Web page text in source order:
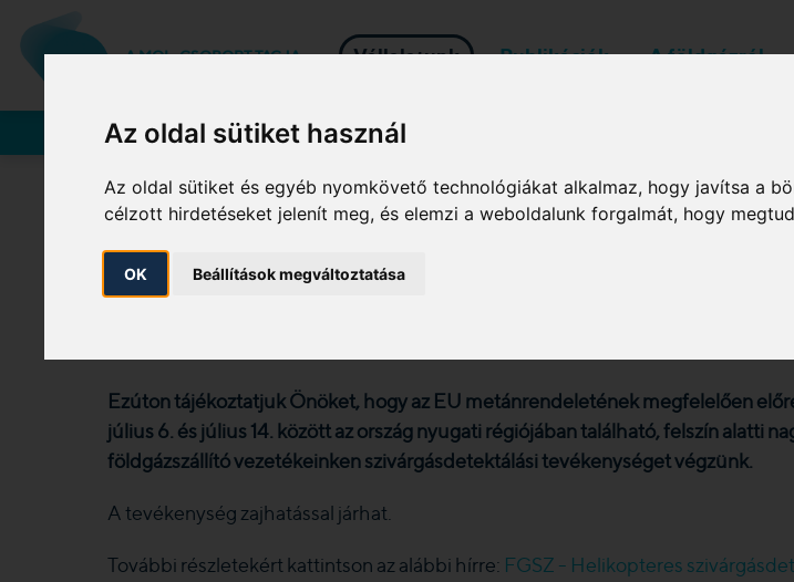
Az oldal sütiket használ
Az oldal sütiket és egyéb nyomkövető technológiákat alkalmaz, hogy javítsa a
célzott hirdetéseket jelenít meg, és elemzi a weboldalunk forgalmát, hogy
OK Beállítások megváltoztatása
A MOL-CSOPORT TAGJA Vállalatunk Publikációk A földgázról
Rendszerhasználók
Helikopteres
tevékenység 2026. július 6-14.
Ezúton tájékoztatjuk Önöket, hogy az EU metánrendeletének megfelelően
július 6. és július 14. között az ország nyugati régiójában található, felszín alatti
földgázszállító vezetékeinken szivárgásdetektálási tevékenységet végzünk.
A tevékenység zajhatással járhat.
További részletekért kattintson az alábbi hírre: FGSZ - Helikopteres